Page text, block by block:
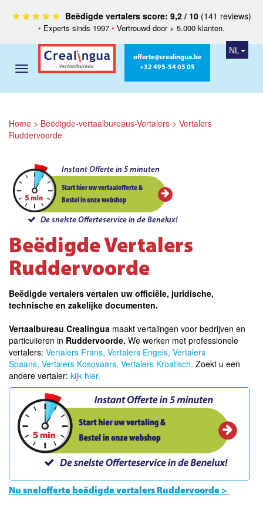
Beëdigde vertalers score: 9,2 / 10(141 reviews)
• Experts sinds 1997 • Vertrouwd door + 5.000 klanten.
offerte@crealingua.be
+32 495-54 05 05
NL
Home > Beëdigde-vertaalbureaus-Vertalers > Vertalers
Ruddervoorde
Instant Offerte in 5 minuten
Start hier uw vertaalofferte &
Bestel in onze webshop
De snelste Offerteservice in de Benelux!
Beëdigde Vertalers
Ruddervoorde
Beëdigde vertalers vertalen uw officiële, juridische,
technische en zakelijke documenten.
Vertaalbureau Crealingua maakt vertalingen voor bedrijven en
particulieren in Ruddervoorde. We werken met professionele
vertalers: Vertalers Frans, Vertalers Engels, Vertalers
Spaans, Vertalers Kosovaars, Vertalers Kroatisch. Zoekt u een
andere vertaler: kijk hier.
Nu snelofferte beëdigde vertalers Ruddervoorde >